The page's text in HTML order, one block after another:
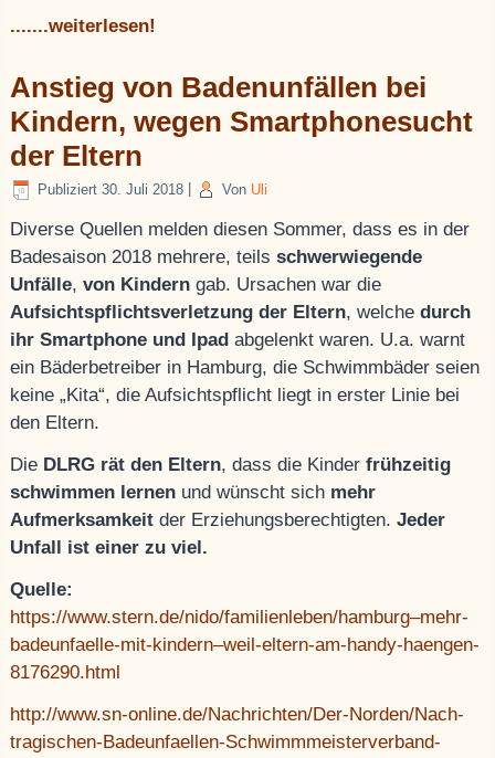
.......weiterlesen!
Anstieg von Badenunfällen bei
Kindern, wegen Smartphonesucht
der Eltern
Publiziert 30. Juli 2018 Von Uli
Diverse Quellen melden diesen Sommer, dass es in der
Badesaison 2018 mehrere, teilsschwerwiegende
Unfälle,von Kindern gab. Ursachen war die
Aufsichtspflichtsverletzung der Eltern, welchedurch
ihr Smartphone und Ipad abgelenkt waren. U.a. warnt
ein Bäderbetreiber in Hamburg, die Schwimmbäder seien
keine „Kita“, die Aufsichtspflicht liegt in erster Linie bei
den Eltern.
Die DLRG rät den Eltern, dass die Kinderfrühzeitig
schwimmen lernen und wünscht sich mehr
Aufmerksamkeit der Erziehungsberechtigten.Jeder
Unfall ist einer zu viel.
Quelle:
https://www.stern.de/nido/familienleben/hamburg–mehr-
badeunfaelle-mit-kindern–weil-eltern-am-handy-haengen-
8176290.html
http://www.sn-online.de/Nachrichten/Der-Norden/Nach-
tragischen-Badeunfaellen-Schwimmmeisterverband-